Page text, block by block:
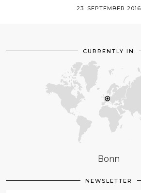
23. SEPTEMBER 2016
CURRENTLY IN
Bonn
NEWSLETTER